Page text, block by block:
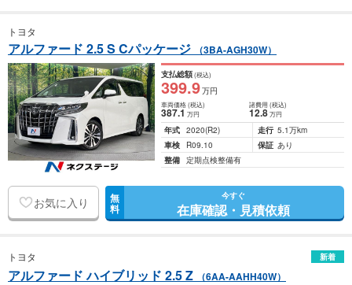
トヨタ
アルファード 2.5 S Cパッケージ （3BA-AGH30W）
支払総額(税込)
399.9万円
車両価格(税込)
387.1万円
諸費用 (税込)
12.8 万円
年式 2020(R2) 走行 5.1万km
車検
R09.10 保証 あり
整備 定期点検整備有
お気に入り 無
料
今すぐ
在庫確認・見積依頼
トヨタ 新着
アルファード ハイブリッド 2.5 Z （6AA-AAHH40W）